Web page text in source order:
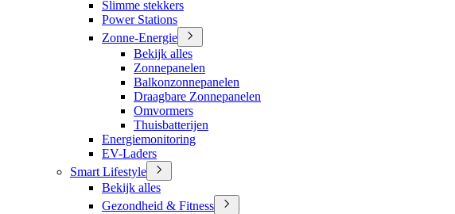
Slimme stekkers
Power Stations
Zonne-Energie
Bekijk alles
Zonnepanelen
Balkonzonnepanelen
Draagbare Zonnepanelen
Omvormers
Thuisbatterijen
Energiemonitoring
EV-Laders
Smart Lifestyle
Bekijk alles
Gezondheid & Fitness